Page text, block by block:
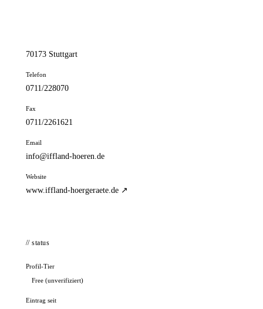
70173 Stuttgart
Telefon
0711/228070
Fax
0711/2261621
Email
info@iffland-hoeren.de
Website
www.iffland-hoergeraete.de ↗
// status
Profil-Tier
Free (unverifiziert)
Eintrag seit